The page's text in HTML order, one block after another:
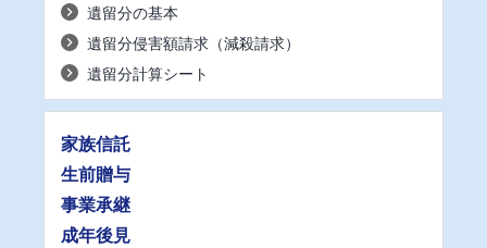
遺留分の基本
遺留分侵害額請求（減殺請求）
遺留分計算シート
家族信託
生前贈与
事業承継
成年後見